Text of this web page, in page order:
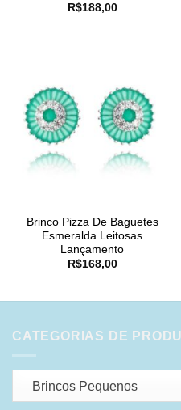
R$188,00
Brinco Pizza De Baguetes
Esmeralda Leitosas
Lançamento
R$168,00
CATEGORIAS DE
Brincos Pequenos